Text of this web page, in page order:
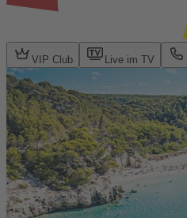
VIP Club Live im TV